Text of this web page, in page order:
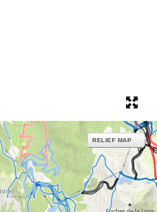
RELIEF MAP